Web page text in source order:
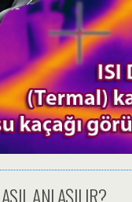
ANLAŞILIR?